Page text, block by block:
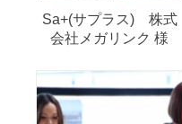
Sa+(サプラス) 株式
会社メガリンク 様